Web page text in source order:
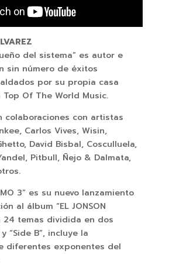
del sistema” es autor e
sin número de éxitos
por su propia casa
Of The World Music.
colaboraciones con artistas
Carlos Vives, Wisin,
David Bisbal, Cosculluela,
Pitbull, Ñejo & Dalmata,
3” es su nuevo lanzamiento
al álbum “EL JONSON
24 temas dividida en dos
“Side B”, incluye la
diferentes exponentes del